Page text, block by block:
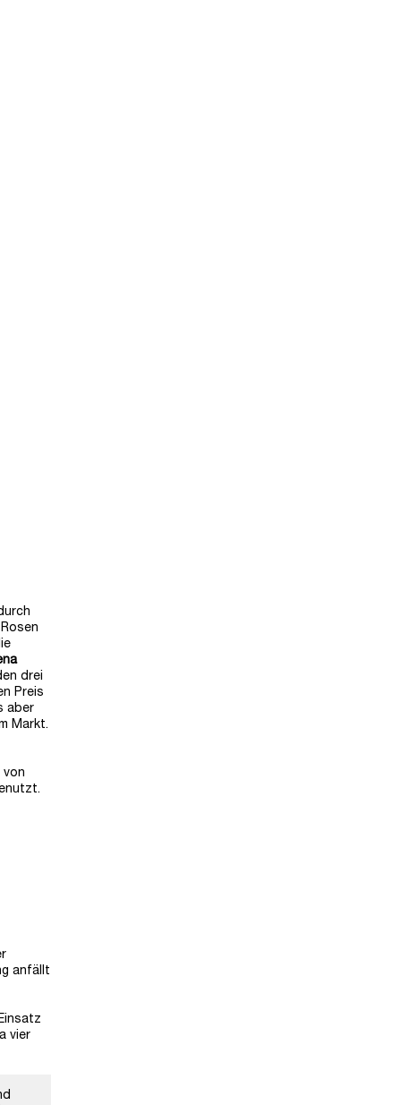
drei
Preis
aber
Markt.
von
anfällt
vier